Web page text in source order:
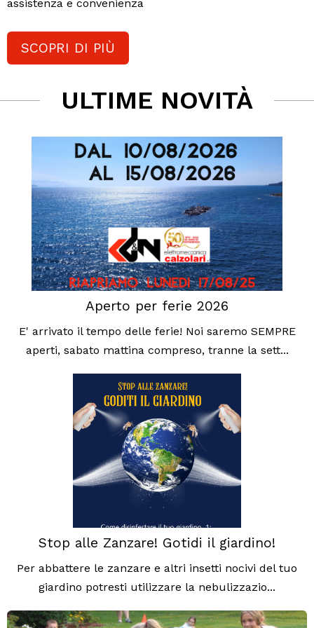
assistenza e convenienza
SCOPRI DI PIÙ
ULTIME NOVITÀ
Aperto per ferie 2026
E' arrivato il tempo delle ferie! Noi saremo SEMPRE
aperti, sabato mattina compreso, tranne la sett...
Stop alle Zanzare! Gotidi il giardino!
Per abbattere le zanzare e altri insetti nocivi del tuo
giardino potresti utilizzare la nebulizzazio...